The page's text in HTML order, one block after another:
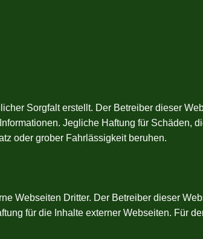
Sorgfalt erstellt. Der Betreiber dieser
Jegliche Haftung für Schäden,
oder grober Fahrlässigkeit beruhen.
Webseiten Dritter. Der Betreiber dieser
für die Inhalte externer Webseiten. Für